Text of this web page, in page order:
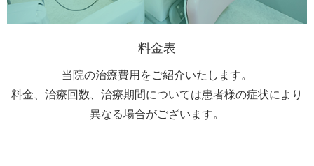
料金表
当院の治療費用をご紹介いたします。
料金、治療回数、治療期間については患者様の症状により
異なる場合がございます。